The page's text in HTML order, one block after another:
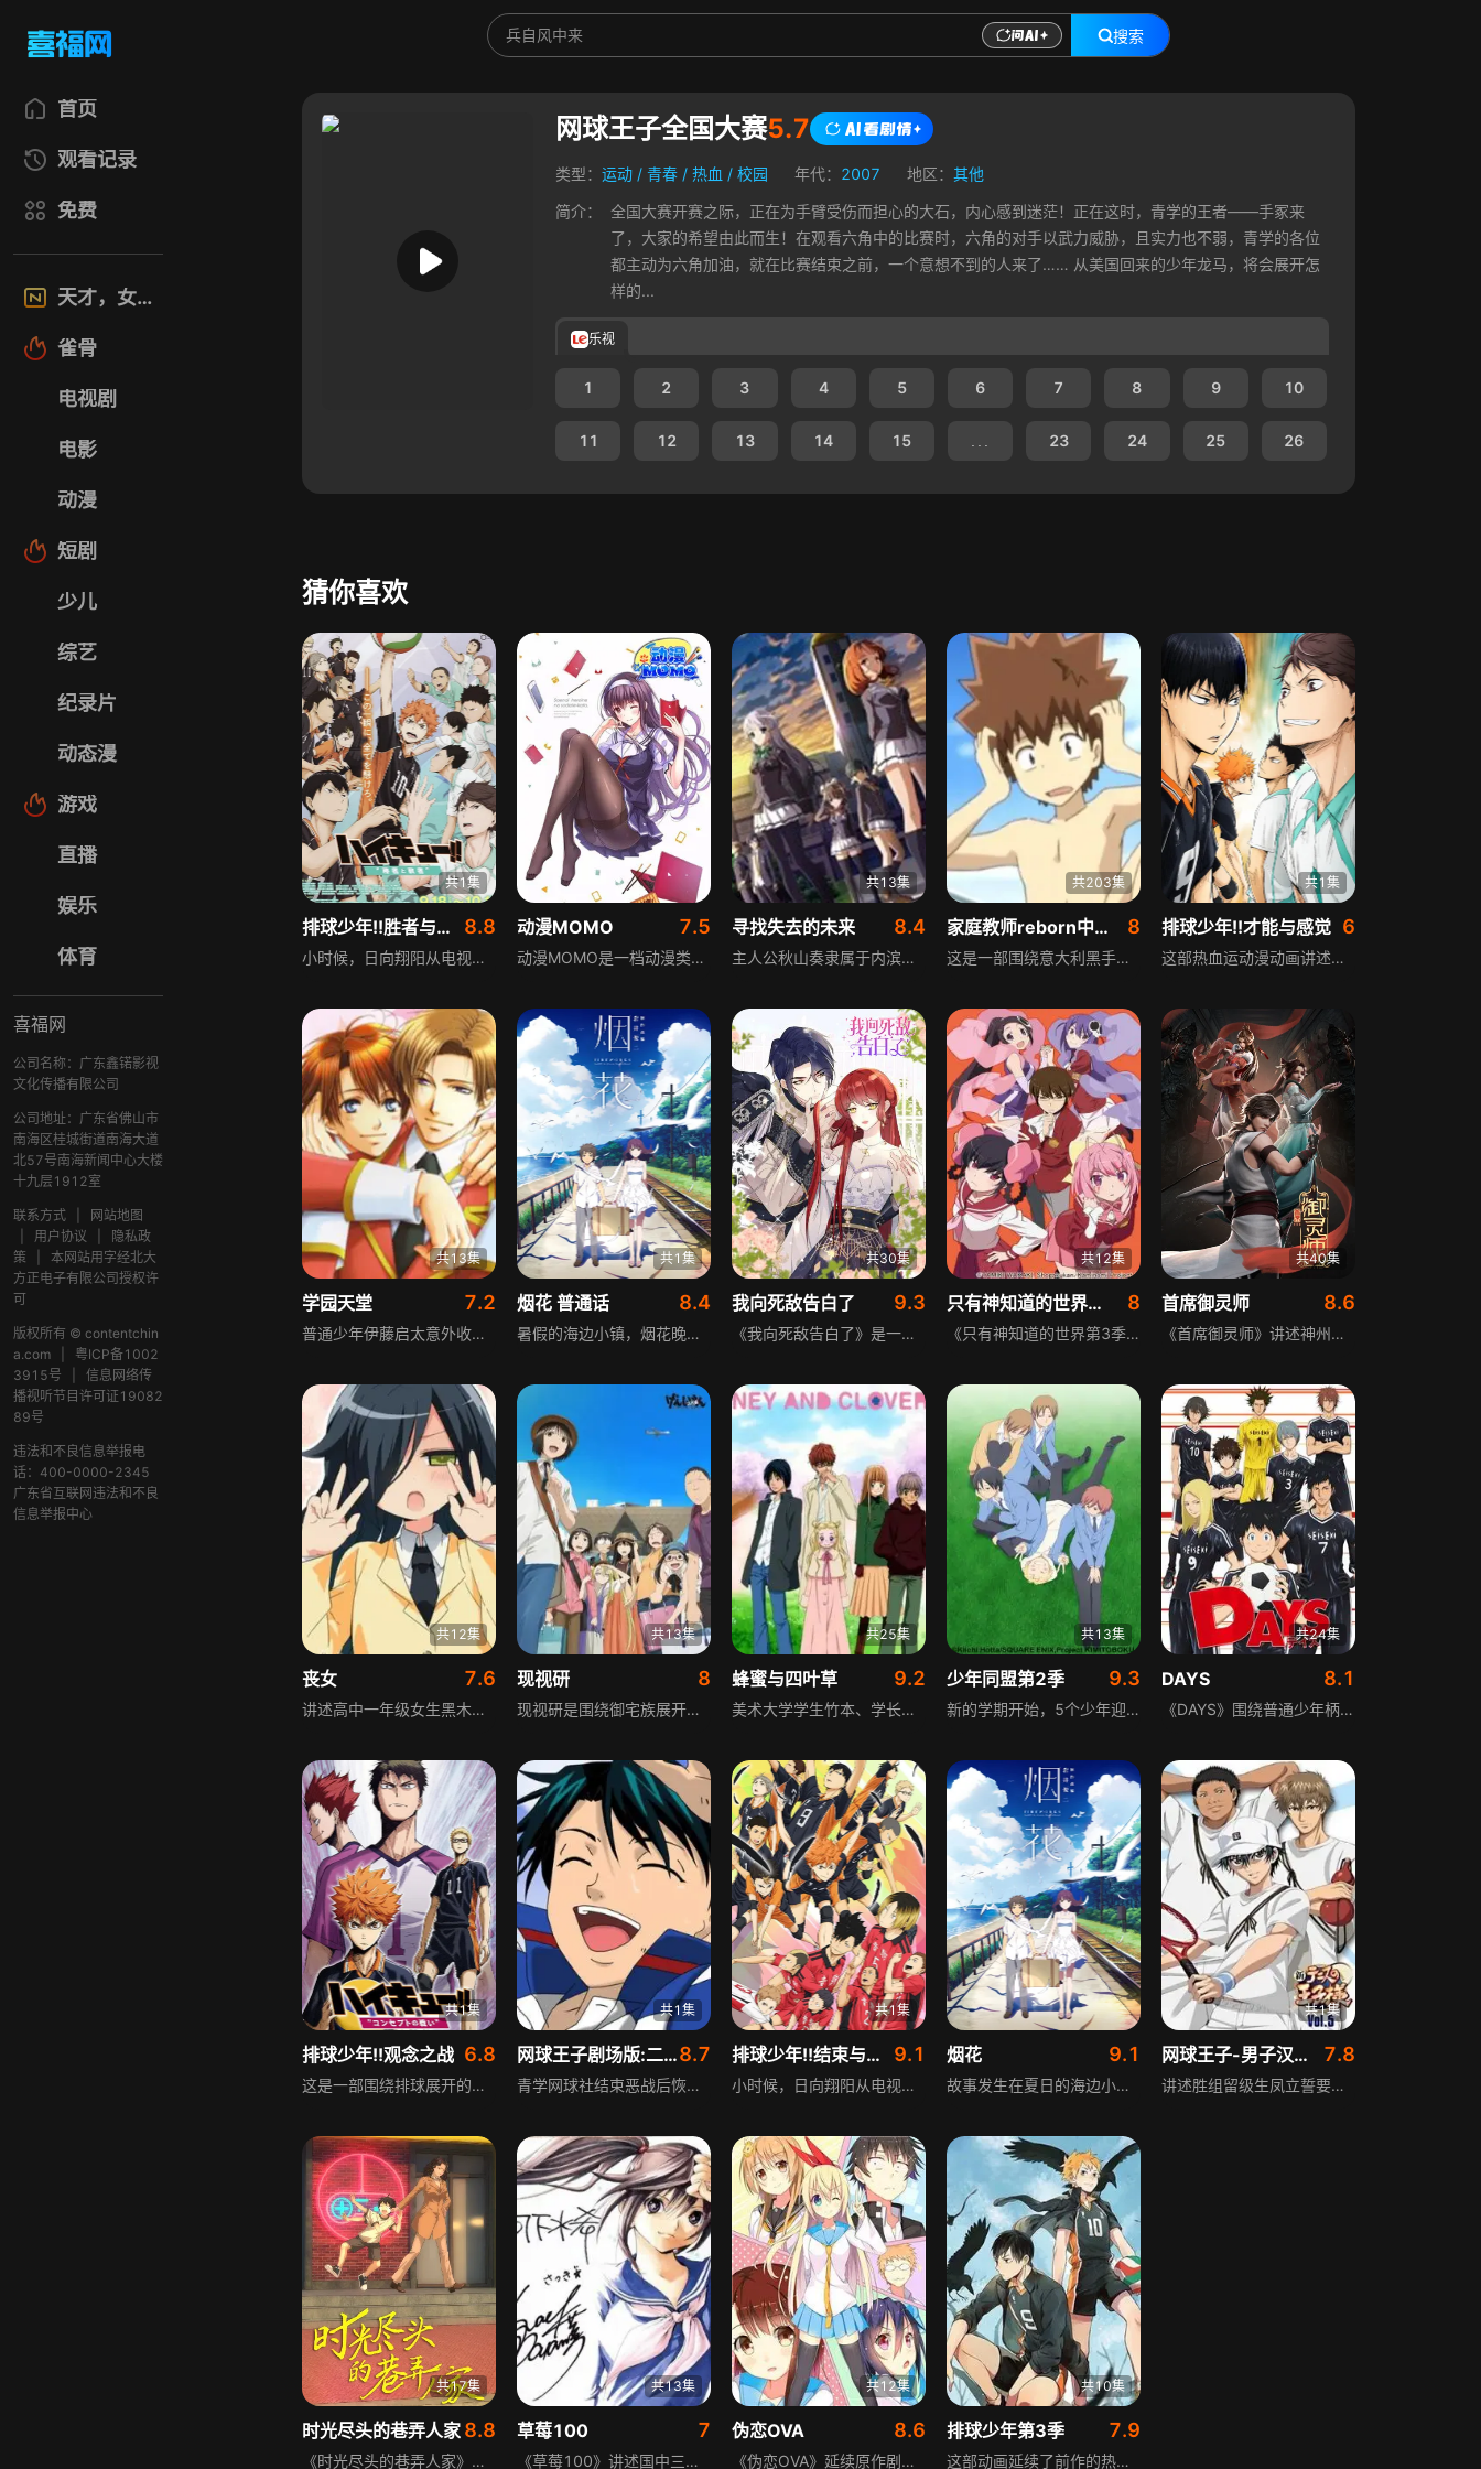
搜索
首页
观看记录
免费
天才，女友
雀骨
电视剧
电影
动漫
短剧
少儿
综艺
纪录片
动态漫
游戏
直播
娱乐
体育
喜福网
公司名称：广东鑫锘影视
文化传播有限公司
公司地址：广东省佛山市
南海区桂城街道南海大道
北57号南海新闻中心大楼
十九层1912室
联系方式
网站地图
用户协议
隐私政
策
本网站用字经北大
方正电子有限公司授权许
可
版权所有 © contentchin
a.com
粤ICP备1002
3915号
信息网络传
播视听节目许可证19082
89号
违法和不良信息举报电
话：400-0000-2345
广东省互联网违法和不良
信息举报中心
网球王子全国大赛5.7
类型： 运动 / 青春 / 热血 / 校园 年代： 2007 地区： 其他
简介：
全国大赛开赛之际，正在为手臂受伤而担心的大石，内心感到迷茫！正在这时，青学的王者——手冢来
了，大家的希望由此而生！在观看六角中的比赛时，六角的对手以武力威胁，且实力也不弱，青学的各位
都主动为六角加油，就在比赛结束之前，一个意想不到的人来了…… 从美国回来的少年龙马，将会展开怎
样的...
乐视
1 2 3 4 5 6 7 8 9 10
11 12 13 14 15 23 24 25 26
猜你喜欢
共1集
排球少年!!胜者与败者 8.8
小时候，日向翔阳从电视上看到乌野高中小个子“小巨人”的排球英姿，深受影响迷上排球，立志成为“小巨人”。初中时排球部缺人，他默默等待，最终参加的首次也是最后一次比赛，却因对阵最强队伍落败。为实现排球梦想，他考入乌野高中，决心打出胜利的比赛。
动漫MOMO 7.5
动漫MOMO是一档动漫类综合娱乐节目。美女、萝莉、长腿、短裙都在这里哦，还有很多秘密等着你去发觉。
共13集
寻找失去的未来 8.4
主人公秋山奏隶属于内滨学校天文学会，因受伤留在保健室时听到教学楼传来奇怪声音，赶到现场发现全裸少女古川唯，次日加入天文学会。之后受学生会委托，和成员一起调查校内幽灵事件、睡眠病等灵异事件。
共203集
家庭教师reborn中文版 8
这是一部围绕意大利黑手党彭格列家族第十代首领沢田纲吉与家族成员成长展开的动漫，彭格列初代后裔沢田纲吉是一名做什么都不行的“废柴纲”，但为了培养他成为首领，意大利杀手里包恩受彭格列九代所托来到日本开始教育他，内心善良、不愿伤害别人的他起初不想当黑手党首领，但为了不让同伴陷入危险，他开始承担责任、一次次战斗，逐渐成长为优秀首领。
共1集
排球少年!!才能与感觉 6
这部热血运动漫动画讲述了日向翔阳的排球追梦故事。小时候，日向翔阳被电视上乌野高中小个子排球选手的英姿打动，立志成为像“小巨人”一样的人。初中时因排球部人数不足无法参赛，直到有新成员加入才得以参加比赛，却不幸落败。为了实现排球梦想，日向翔阳努力考入乌野高中，和同伴们一起为打出胜利的比赛而奋斗。
共13集
学园天堂 7.2
普通少年伊藤启太意外收到超级贵族男校BL学院的入学通知，忐忑入学后结识了一群个性鲜明的伙伴，还重逢了童年玩伴远藤和希。学生会会长丹羽哲也、副会长中岛英明等校园核心人物都对他多有照顾。然而因不符合入学条件，启太即将被迫退学，众人竭力挽留时，启太发现自己被卷入一场逻辑缜密的阴谋之中，校园青春日常暗藏未知风波。
共1集
烟花 普通话 8.4
暑假的海边小镇，烟花晚会前，同班同学热议“升空的烟花从侧面看是圆的还是平的”。典道暗恋的奈砂因母亲再婚即将转学，向典道发出私奔邀请，却被母亲提前带走。没能救下奈砂的典道满心苛责，丢出奈砂在海中捡到的神奇珠子，时间意外回溯到奈砂被带走前。不断重复的一天里，两人的命运将迎来怎样的走向，成为影片的核心悬念。
共30集
我向死敌告白了 9.3
《我向死敌告白了》是一部言情动画，讲述原本是A市小职员的姜蜜，凌晨加班后为泄愤给小说里讨厌的女配恶评，意外穿越成小说里的恶女女配奥伊芙，深知奥伊芙因作恶最终会被男主杀死的姜蜜，为改变自己注定死亡的命运，必须帮助各位美男完成他们各自小说中的命运线任务，展开一段奇妙的穿越之旅。
共12集
只有神知道的世界第3季 8
《只有神知道的世界第3季》讲述某天，少女艾露西从天而降来到桂马面前，艾露西从地狱远道而来，委托桂马为她捕获驱魂的协力者，方法是使被附身的人类恋爱，填补心灵缝隙从而捕获驱魂。对现实女孩退避三舍的桂马因契约危及生命，不得不以三次元世界的女生发动攻略。
共40集
首席御灵师 8.6
《首席御灵师》讲述神州浩土，万物有灵，与精灵结成伙伴的天才被称为御灵师。被封印百年的少年石大力，意外遇到来自平行世界的御灵伙伴九尾天狐青青，就此踏上成为首席御灵师、寻找自己身世之谜和守护世界的道路，开启一段奇幻冒险之旅。
共12集
丧女 7.6
讲述高中一年级女生黑木智子的故事，她是自认不是丑女的黑暗系少女，实则是有黑眼圈、爱脑补的宅女腐女，喜欢玩乙女向游戏，怕生逃避现实。初中三年被男生搭讪六次，为在高中交朋友找弟弟咨询，努力三天后终于能正常和超市收银员对话，开启充满烦恼的高中生活。
共13集
现视研 8
现视研是围绕御宅族展开的动画，“现视研”是“现代视觉文化研究会”的简称，这个看似高深的社团实则是研究动漫、宅男宅女聚集的小天地。大一新生笹原完士、高坂真琴加入后，踏上了与二次元相关的道路，一群性格各异的御宅族在社团里沉迷二次元欢乐，同时处理三次元生活，展现御宅族的真实模样。
共25集
蜂蜜与四叶草 9.2
美术大学学生竹本、学长真山和留级的森田同住单身公寓，生活平淡却充满乐趣。老师花本先生介绍了表兄的女儿阿久，外表幼小的她有着惊人的艺术表现力，竹本和森田都对她一见钟情，三人之间逐渐弥漫起复杂的爱情与友情。真山爱上花本老师的朋友理花，理花却深陷对亡夫的怀念，和真山青梅竹马的山田则因单恋真山常独自落泪，这个夏季，甜蜜与苦涩交织，四叶草等待着孩子们采摘幸福。
共13集
少年同盟第2季 9.3
新的学期开始，5个少年迎来人生中第17个冬季。他们一起去冢原要家吃饭，饭后决定留下来过夜；圣诞节来临，他们又遇到各种小状况。一个个温馨幽默的小故事每天在身边发生，个性不同的人物陆续登场。他们的生活看似一如既往平淡，却在不经意间悄悄变化，在吵吵闹闹、诙谐悠闲的日常中，折射出真实美好、温馨的青春岁月。
共24集
DAYS 8.1
《DAYS》围绕普通少年柄本尽展开，他看似没有突出优点、没有过人特技，却藏着一颗热忱向上的真心。当他踏入西东京名门圣迹高中的足球部，原本平淡的人生迎来剧烈转折，在绿茵场上与队友并肩，经历训练的磨砺、比赛的挑战，逐渐找到自身价值，书写属于少年的热血成长篇章。
共1集
排球少年!!观念之战 6.8
这是一部围绕排球展开的热血成长动画，主角日向翔阳幼时因电视上乌野高中小个子排球选手的英姿，被称为“小巨人”的身影深深打动，从此迷上排球，立志成为像对方一样的排球强者。初中时因排球部人数不足，他默默等待新成员加入，好不容易凑齐队伍参加的首次也是最后一次比赛，却遭遇最强队伍落败。这次失败让他明白仅凭个人无法触及更高的赛场风景，为了实现排球梦想，他努力考入乌野高中，开启为胜利奋斗的新篇章。
共1集
网球王子剧场版:二人武士8.7
青学网球社结束恶战后恢复日常训练，手冢国光收到富豪樱吹雪彦吕的邀请函，邀请全队前往私人豪华游轮做客，并参加游轮上的公开表演赛。出于切磋球艺和享受奢华旅行的目的，手冢带领队员前往，龙马在表演赛中发现对手是久未谋面的哥哥越前龙雅，童年记忆被唤醒。众人得知表演赛是樱吹雪策划的赌局，青学队员历经艰辛，最终赢下比赛，樱吹雪受到惩罚，船最终沉没。
共1集
排球少年!!结束与开始 9.1
小时候，日向翔阳从电视上看见排球比赛，乌野高中的小个子“小巨人”在球场上的英姿令他印象深刻，从此迷上排球，一心想成为像“小巨人”一样的人。初中时排球部人数不足，他默默等待，直到有新成员加入才参加了第一次也是最后一次比赛，却因对决最强队伍落败。为了打出“胜利”的比赛，翔阳努力考入乌野高中，为实现排球梦想而奋斗。
烟花 9.1
故事发生在夏日的海边小镇，烟花晚会前夕，同班同学围绕“升空的烟花从侧面看是圆的还是平的”展开热议。暗恋奈砂的少年典道得知，因母亲再婚，奈砂即将转学，奈砂向典道发出私奔邀请，却被母亲强行带走，典道只能无力旁观。满心愧疚的他丢出奈砂捡到的神秘珠子，意外触发时间回溯，一次次回到奈砂被带走前，试图改写命运，两人的羁绊在循环中不断加深。
共1集
网球王子-男子汉之间的羁绊 7.8
讲述胜组留级生凤立誓要超越宍户前辈，在交替随机回合赛中鼓起勇气向高中生円城寺挑战，却因重炮发球无法发挥而落败。受挫的凤拒绝比赛专注练习，同样靠击败拍档才留下的文太见状，对陷入自责、自乱阵脚的凤进行了耐心的好言相劝，尽显伙伴间的支持与羁绊。
共17集
时光尽头的巷弄人家 8.8
《时光尽头的巷弄人家》是一部都市奇幻穿越类故事，讲述周莹在一次车祸意外中穿越到时光站台，回到18岁并遇到同为18岁的青梅竹马张昊然。在张昊然带领下，两人穿越回周莹人生的三个重要节点，重温旧时记忆、解决诸多困扰，完成使命的张昊然消失后，周莹回到现实，改写的现实中她拥有了温暖亲情与美好爱情，和现实中的张昊然终成眷属，却也留下了遗憾。
共13集
草莓100 7
《草莓100》讲述国中三年级的真中淳平，因在学校屋顶偶然目击美少女的“草莓内裤”，不断寻找对方，误将学生偶像西野司认作目标，开启了不可思议的关系。真中与西野交往的同时，逐渐被东城绫吸引，西野为了真中隐藏情感，升入不同高中。真中升上高中后，和同学成立电影研究社，以制作电影参加比赛为目标，由此展开东城、西野、北大路五月以及真中的青梅竹马南户之间的恋爱大混战。
共12集
伪恋OVA 8.6
《伪恋OVA》延续原作剧情，讲述高中生一条乐与曾有约定的女孩重逢后的故事。一条乐是混混组首领独子，想过平凡人生，却因十年前的约定与锁匙的秘密，与女孩展开不平凡的高中生活。OVA围绕角色间的情感纠葛与成长，延续原作轻松浪漫的风格，丰富原作人物关系与剧情细节。
共10集
排球少年第3季 7.9
这部动画延续了前作的热血风格，聚焦乌野高中排球部的成长与挑战。白鸟泽学院作为主人公所在的宫城县最强排球学校，每次都在全国大赛中名列前茅，实力强劲。在第3季中，这支战绩辉煌的强队将成为乌野高中的劲敌，乌野高中排球部将与白鸟泽展开激烈对决，迎接新的考验与成长。